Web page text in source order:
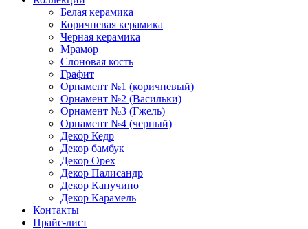
Белая керамика
Коричневая керамика
Черная керамика
Мрамор
Слоновая кость
Графит
Орнамент №1 (коричневый)
Орнамент №2 (Васильки)
Орнамент №3 (Гжель)
Орнамент №4 (черный)
Декор Кедр
Декор бамбук
Декор Орех
Декор Палисандр
Декор Капучино
Декор Карамель
Контакты
Прайс-лист